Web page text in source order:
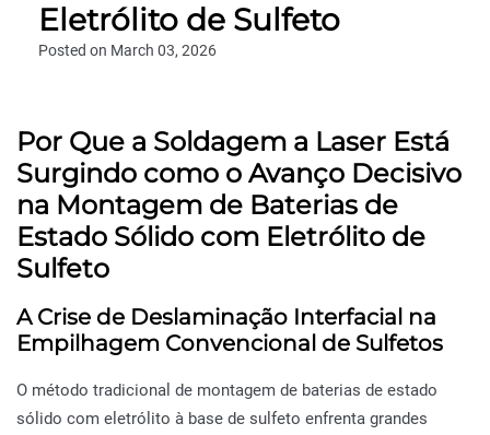
Eletrólito de Sulfeto
Posted on March 03, 2026
Por Que a Soldagem a Laser Está
Surgindo como o Avanço Decisivo
na Montagem de Baterias de
Estado Sólido com Eletrólito de
Sulfeto
A Crise de Deslaminação Interfacial na
Empilhagem Convencional de Sulfetos
O método tradicional de montagem de baterias de estado
sólido com eletrólito à base de sulfeto enfrenta grandes